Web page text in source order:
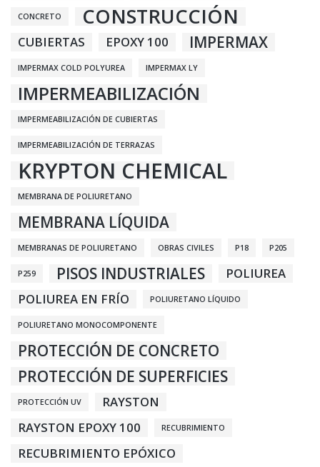
CONCRETO CONSTRUCCIÓN
CUBIERTAS EPOXY 100 IMPERMAX
IMPERMAX COLD POLYUREA IMPERMAX LY
IMPERMEABILIZACIÓN
IMPERMEABILIZACIÓN DE CUBIERTAS
IMPERMEABILIZACIÓN DE TERRAZAS
KRYPTON CHEMICAL
MEMBRANA DE POLIURETANO
MEMBRANA LÍQUIDA
MEMBRANAS DE POLIURETANO OBRAS CIVILES P18 P205
P259 PISOS INDUSTRIALES
POLIUREA
POLIUREA EN FRÍO
POLIURETANO LÍQUIDO
POLIURETANO MONOCOMPONENTE
PROTECCIÓN DE CONCRETO
PROTECCIÓN DE SUPERFICIES
PROTECCIÓN UV
RAYSTON
RAYSTON EPOXY 100
RECUBRIMIENTO
RECUBRIMIENTO EPÓXICO